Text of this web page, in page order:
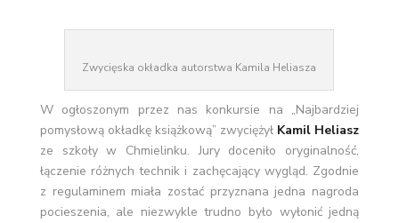
Zwycięska okładka autorstwa Kamila Heliasza
W ogłoszonym przez nas konkursie na „Najbardziej
pomysłową okładkę książkową” zwyciężył Kamil Heliasz
ze szkoły w Chmielinku. Jury doceniło oryginalność,
łączenie różnych technik i zachęcający wygląd. Zgodnie
z regulaminem miała zostać przyznana jedna nagroda
pocieszenia, ale niezwykle trudno było wyłonić jedną